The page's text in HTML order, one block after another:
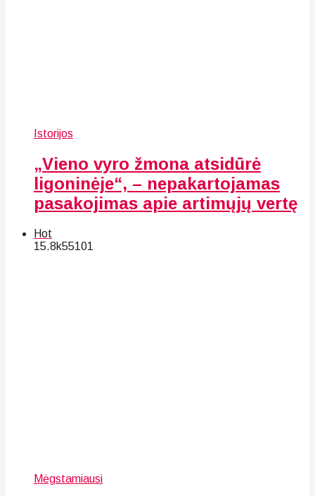
Istorijos
„Vieno vyro žmona atsidūrė
ligoninėje“, – nepakartojamas
pasakojimas apie artimųjų vertę
Hot
15.8k55101
Mėgstamiausi